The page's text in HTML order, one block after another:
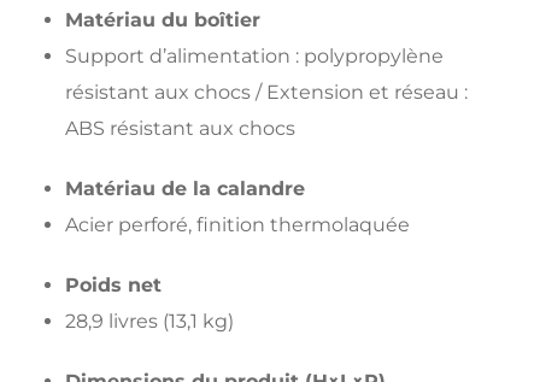
Matériau du boîtier
Support d’alimentation : polypropylène
résistant aux chocs / Extension et réseau :
ABS résistant aux chocs
Matériau de la calandre
Acier perforé, finition thermolaquée
Poids net
28,9 livres (13,1 kg)